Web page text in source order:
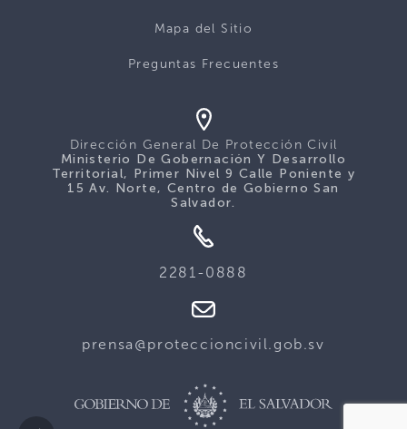
Mapa del Sitio
Preguntas Frecuentes
Dirección General De Protección Civil
Ministerio De Gobernación Y Desarrollo
Territorial, Primer Nivel 9 Calle Poniente y
15 Av. Norte, Centro de Gobierno San
Salvador.
2281-0888
prensa@proteccioncivil.gob.sv